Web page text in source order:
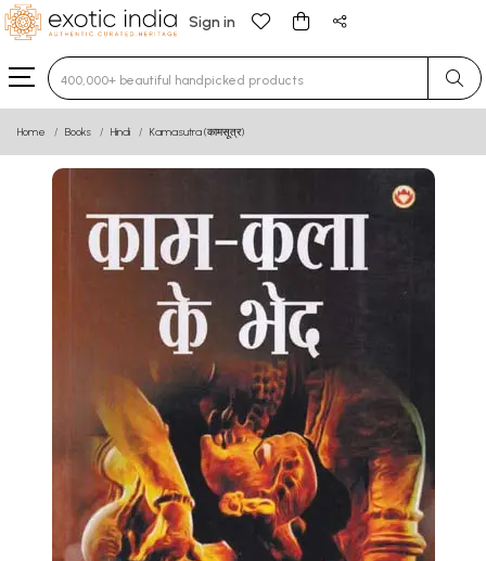
Sign in
Type 3 or more characters for results.
Home Books Hindi Kamasutra (कामसूत्र)